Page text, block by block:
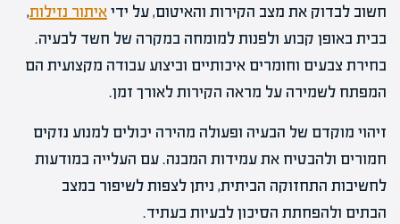
חשוב לבדוק את מצב הקירות והאיטום, על ידיאיתור נזילות,
בבית באופן קבוע ולפנות למומחה במקרה של חשד לבעיה.
בחירת צבעים וחומרים איכותיים וביצוע עבודה מקצועית הם
המפתח לשמירה על מראה הקירות לאורך זמן.
זיהוי מוקדם של הבעיה ופעולה מהירה יכולים למנוע נזקים
חמורים ולהבטיח את עמידות המבנה. עם העלייה במודעות
לחשיבות התחזוקה הביתית, ניתן לצפות לשיפור במצב
הבתים ולהפחתת הסיכון לבעיות בעתיד.